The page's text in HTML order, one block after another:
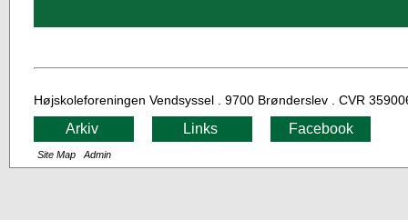
Højskoleforeningen Vendsyssel . 9700 Brønderslev . CVR
Arkiv Links Facebook
Site Map Admin